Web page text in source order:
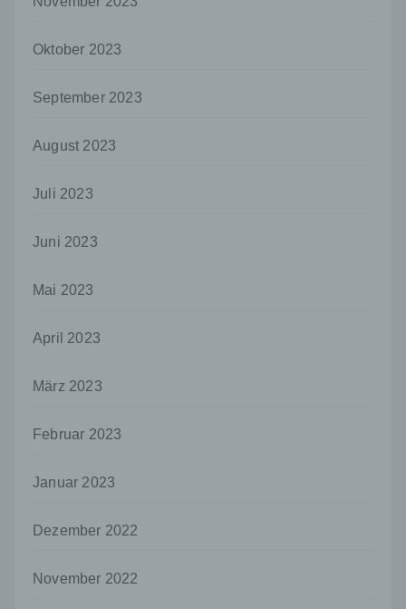
Oktober 2023
September 2023
August 2023
Juli 2023
Juni 2023
Mai 2023
April 2023
März 2023
Februar 2023
Januar 2023
Dezember 2022
November 2022
Maßnahmen unterliegen, die gewährleisten,
einer identifizierten oder identifizierbaren
g) Verantwortlicher oder für die Verarbeitung
Verantwortlicher oder für die Verarbeitung
oder andere Stelle, die allein oder
personenbezogenen Daten entscheidet.
Verarbeitung durch das Unionsrecht oder
beziehungsweise können die bestimmten
Mitgliedstaaten vorgesehen werden.
oder andere Stelle, die personenbezogene
verarbeitet.
Empfänger ist eine natürliche oder juristische